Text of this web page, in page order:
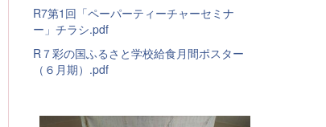
R7第1回「ペーパーティーチャーセミナ
ー」チラシ.pdf
R７彩の国ふるさと学校給食月間ポスター
（６月期）.pdf